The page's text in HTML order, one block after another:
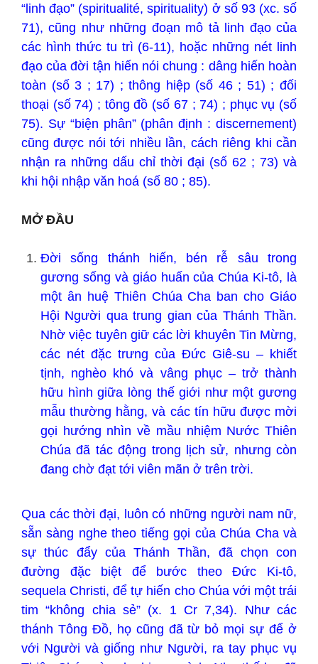
“linh đạo” (spiritualité, spirituality) ở số 93 (xc. số
71), cũng như những đoạn mô tả linh đạo của
các hình thức tu trì (6-11), hoặc những nét linh
đạo của đời tận hiến nói chung : dâng hiến hoàn
toàn (số 3 ; 17) ; thông hiệp (số 46 ; 51) ; đối
thoại (số 74) ; tông đồ (số 67 ; 74) ; phục vụ (số
75). Sự “biện phân” (phân định : discernement)
cũng được nói tới nhiều lần, cách riêng khi cần
nhận ra những dấu chỉ thời đại (số 62 ; 73) và
khi hội nhập văn hoá (số 80 ; 85).
MỞ ĐẦU
Đời sống thánh hiến, bén rễ sâu trong
gương sống và giáo huấn của Chúa Ki-tô, là
một ân huệ Thiên Chúa Cha ban cho Giáo
Hội Người qua trung gian của Thánh Thần.
Nhờ việc tuyên giữ các lời khuyên Tin Mừng,
các nét đặc trưng của Đức Giê-su – khiết
tịnh, nghèo khó và vâng phục – trở thành
hữu hình giữa lòng thế giới như một gương
mẫu thường hằng, và các tín hữu được mời
gọi hướng nhìn về mầu nhiệm Nước Thiên
Chúa đã tác động trong lịch sử, nhưng còn
đang chờ đạt tới viên mãn ở trên trời.
Qua các thời đại, luôn có những người nam nữ,
sẵn sàng nghe theo tiếng gọi của Chúa Cha và
sự thúc đẩy của Thánh Thần, đã chọn con
đường đặc biệt để bước theo Đức Ki-tô,
sequela Christi, để tự hiến cho Chúa với một trái
tim “không chia sẻ” (x. 1 Cr 7,34). Như các
thánh Tông Đồ, họ cũng đã từ bỏ mọi sự để ở
với Người và giống như Người, ra tay phục vụ